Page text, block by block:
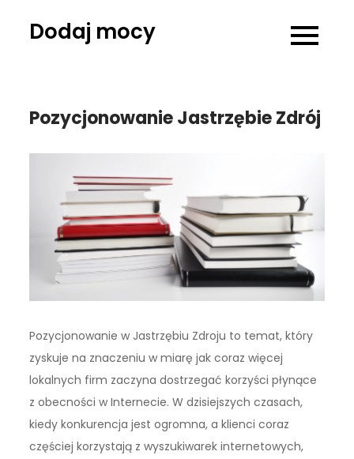
Dodaj mocy
Pozycjonowanie Jastrzębie Zdrój
Pozycjonowanie w Jastrzębiu Zdroju to temat, który
zyskuje na znaczeniu w miarę jak coraz więcej
lokalnych firm zaczyna dostrzegać korzyści płynące
z obecności w Internecie. W dzisiejszych czasach,
kiedy konkurencja jest ogromna, a klienci coraz
częściej korzystają z wyszukiwarek internetowych,